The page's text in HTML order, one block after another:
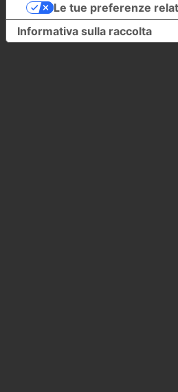
Informativa sulla raccolta
Le tue preferenze